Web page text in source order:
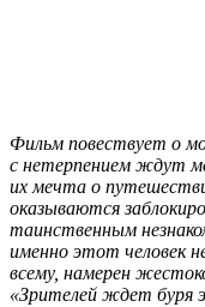
Фильм повествует о
с нетерпением ждут
их мечта о
оказываются
таинственным
именно этот человек
всему, намерен
«Зрителей ждет буря